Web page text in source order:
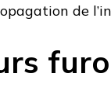
de